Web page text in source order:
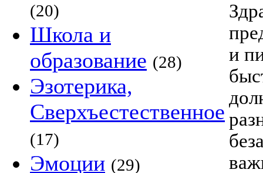
(20)
Школа и
образование (28)
Эзотерика,
Сверхъестественное
(17)
Эмоции (29)
и